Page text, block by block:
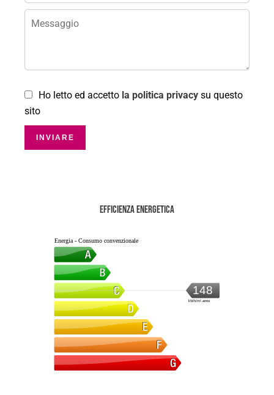
Ho letto ed accetto la politica privacy su questo
sito
INVIARE
Efficienza energetica
Energia - Consumo convenzionale
148
kWh/m².anno